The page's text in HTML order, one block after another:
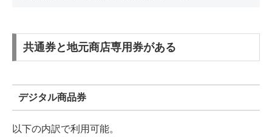
共通券と地元商店専用券がある
デジタル商品券
以下の内訳で利用可能。